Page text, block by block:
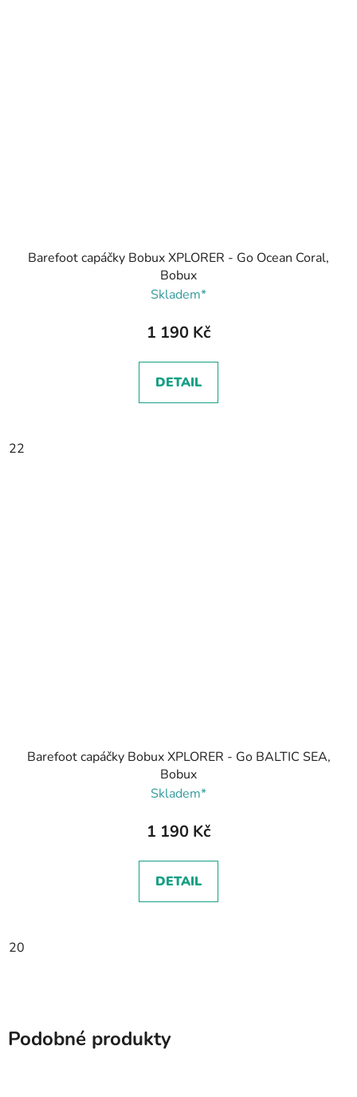
Barefoot capáčky Bobux XPLORER - Go Ocean Coral,
Bobux
Skladem*
1 190 Kč
DETAIL
22
Barefoot capáčky Bobux XPLORER - Go BALTIC SEA,
Bobux
Skladem*
1 190 Kč
DETAIL
20
Podobné produkty